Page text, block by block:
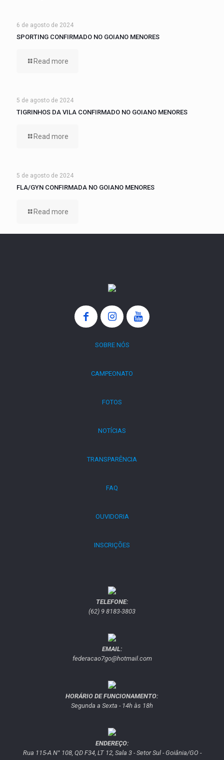
6 de agosto de 2024
SPORTING CONFIRMADO NO GOIANO MENORES
Read more
5 de agosto de 2024
TIGRINHOS DA VILA CONFIRMADO NO GOIANO MENORES
Read more
5 de agosto de 2024
FLA/GYN CONFIRMADA NO GOIANO MENORES
Read more
SOBRE NÓS
CAMPEONATO
FOTOS
NOTÍCIAS
TRANSPARÊNCIA
FAQ
OUVIDORIA
INSCRIÇÕES
TELEFONE:
(62) 9 8183-3803
EMAIL:
federacao7go@hotmail.com
HORÁRIO DE FUNCIONAMENTO:
Segunda a Sexta - 14h às 18h
ENDEREÇO:
Rua 115-A N° 108, QD F34, LT 12, Sala 3 - Setor Sul - Goiânia/GO -